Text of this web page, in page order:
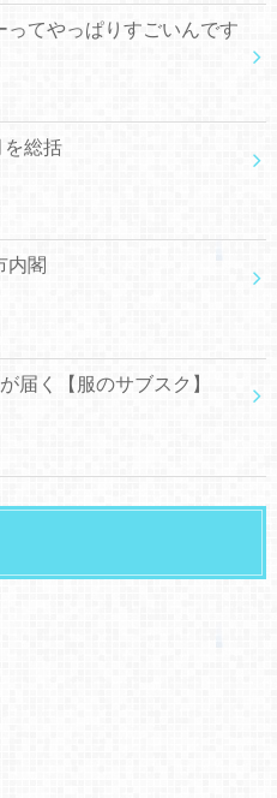
ってやっぱりすごいんです
総括
内閣
届く【服のサブスク】